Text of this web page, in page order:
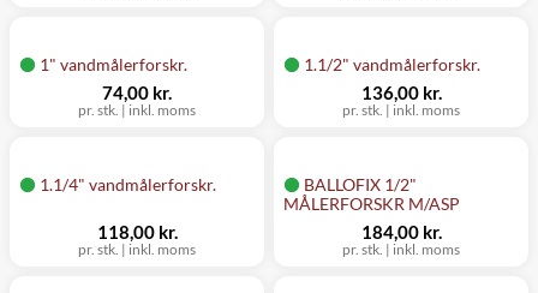
1" vandmålerforskr.
pr. stk. | inkl. moms
74,00 kr.
1.1/2" vandmålerforskr.
pr. stk. | inkl. moms
136,00 kr.
1.1/4" vandmålerforskr.
pr. stk. | inkl. moms
118,00 kr.
BALLOFIX 1/2"
MÅLERFORSKR M/ASP
pr. stk. | inkl. moms
184,00 kr.